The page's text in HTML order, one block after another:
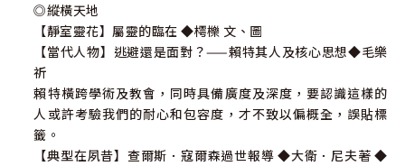
◎縱橫天地
【靜室靈花】屬靈的臨在 ◆樗櫟 文、圖
【當代人物】逃避還是面對？——賴特其人及核心思想◆毛樂
祈
賴特橫跨學術及教會，同時具備廣度及深度，要認識這樣的
人或許考驗我們的耐心和包容度，才不致以偏概全，誤貼標
籤。
【典型在夙昔】查爾斯．寇爾森過世報導 ◆大衛．尼夫著 ◆